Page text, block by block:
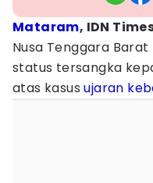
Mataram, IDN
Nusa Tenggara Barat
status tersangka
atas kasusujaran